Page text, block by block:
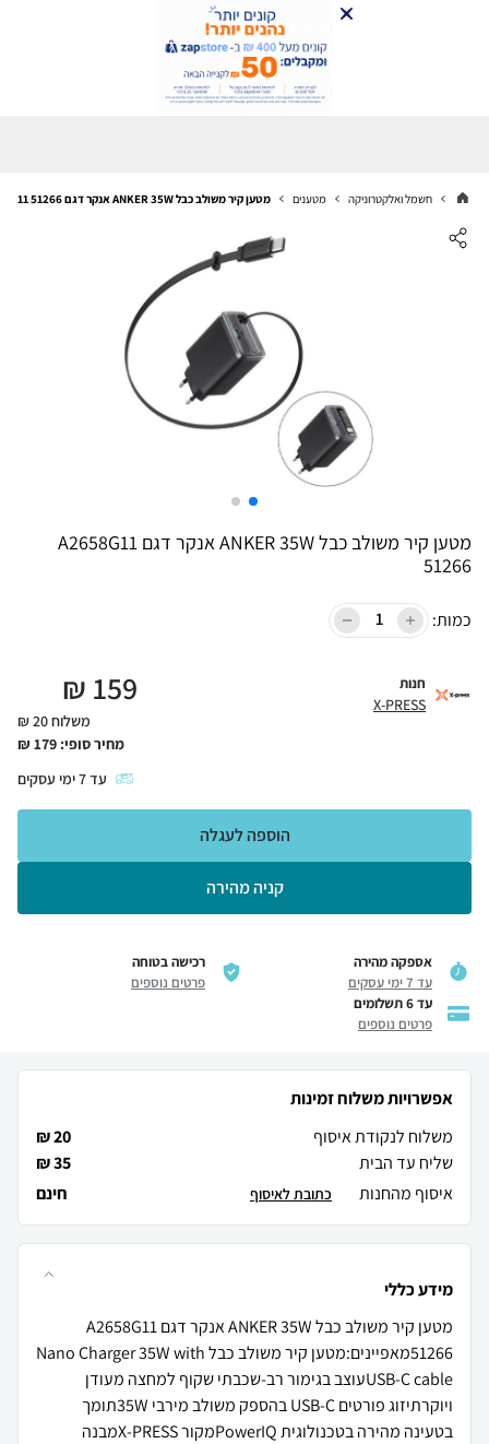
חשמל ואלקטרוניקה מטענים מטען קיר משולב כבל ANKER 35W אנקר דגם A2658G11 51266
מטען קיר משולב כבל ANKER 35W אנקר דגם A2658G11
51266
כמות:
חנות
X-PRESS
159
₪
משלוח 20 ₪
מחיר סופי: 179
₪
עד7ימי עסקים
קניה מהירה
הוספה לעגלה
אספקה מהירה
עד 7 ימי עסקים
רכישה בטוחה
פרטים נוספים
עד 6 תשלומים
פרטים נוספים
אפשרויות משלוח זמינות
משלוח לנקודת איסוף
20 ₪
שליח עד הבית
35 ₪
איסוף מהחנות
חינם כתובת לאיסוף
מידע כללי
מטען קיר משולב כבל ANKER 35W אנקר דגם A2658G11
51266מאפיינים:מטען קיר משולב כבל Nano Charger 35W with
USB-C cableעוצב בגימור רב-שכבתי שקוף למחצה מעודן
ויוקרתיזוג פורטים USB-C בהספק משולב מירבי 35Wתומך
בטעינה מהירה בטכנולוגית PowerIQמקור X-PRESSמבנה